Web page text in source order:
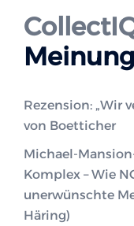
Rezension: „Wir
von Boetticher
Michael-
Komplex – Wie
unerwünschte
Häring)